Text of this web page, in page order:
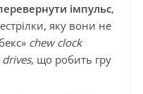
імпульс,
яку вони не
chew clock
drives, що робить гру